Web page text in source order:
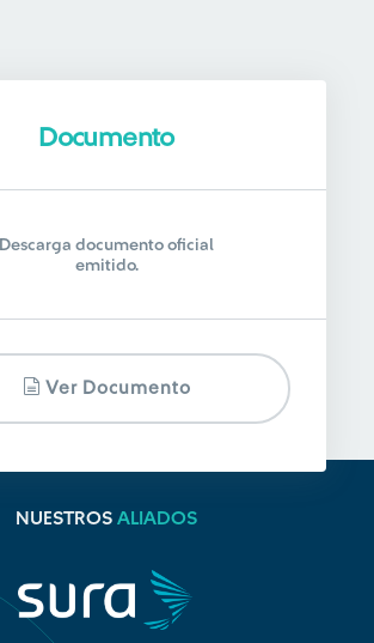
Documento
Descarga documento oficial
emitido.
Ver Documento
NUESTROS ALIADOS